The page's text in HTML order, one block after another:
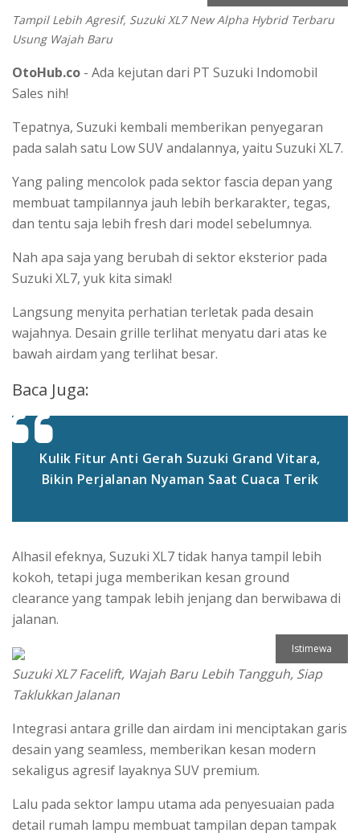
Tampil Lebih Agresif, Suzuki XL7 New Alpha Hybrid Terbaru
Usung Wajah Baru
OtoHub.co - Ada kejutan dari PT Suzuki Indomobil
Sales nih!
Tepatnya, Suzuki kembali memberikan penyegaran
pada salah satu Low SUV andalannya, yaitu Suzuki XL7.
Yang paling mencolok pada sektor fascia depan yang
membuat tampilannya jauh lebih berkarakter, tegas,
dan tentu saja lebih fresh dari model sebelumnya.
Nah apa saja yang berubah di sektor eksterior pada
Suzuki XL7, yuk kita simak!
Langsung menyita perhatian terletak pada desain
wajahnya. Desain grille terlihat menyatu dari atas ke
bawah airdam yang terlihat besar.
Baca Juga:
Kulik Fitur Anti Gerah Suzuki Grand Vitara,
Bikin Perjalanan Nyaman Saat Cuaca Terik
Alhasil efeknya, Suzuki XL7 tidak hanya tampil lebih
kokoh, tetapi juga memberikan kesan ground
clearance yang tampak lebih jenjang dan berwibawa di
jalanan.
Istimewa
Suzuki XL7 Facelift, Wajah Baru Lebih Tangguh, Siap
Taklukkan Jalanan
Integrasi antara grille dan airdam ini menciptakan garis
desain yang seamless, memberikan kesan modern
sekaligus agresif layaknya SUV premium.
Lalu pada sektor lampu utama ada penyesuaian pada
detail rumah lampu membuat tampilan depan tampak